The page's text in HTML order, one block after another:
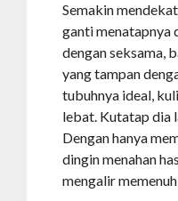
Semakin
ganti menatapnya
dengan seksama,
yang tampan
tubuhnya ideal,
lebat. Kutatap dia
Dengan hanya
dingin menahan
mengalir